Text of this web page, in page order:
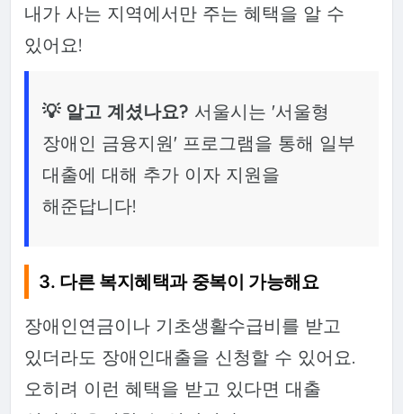
내가 사는 지역에서만 주는 혜택을 알 수
있어요!
💡 알고 계셨나요? 서울시는 '서울형
장애인 금융지원' 프로그램을 통해 일부
대출에 대해 추가 이자 지원을
해준답니다!
3. 다른 복지혜택과 중복이 가능해요
장애인연금이나 기초생활수급비를 받고
있더라도 장애인대출을 신청할 수 있어요.
오히려 이런 혜택을 받고 있다면 대출